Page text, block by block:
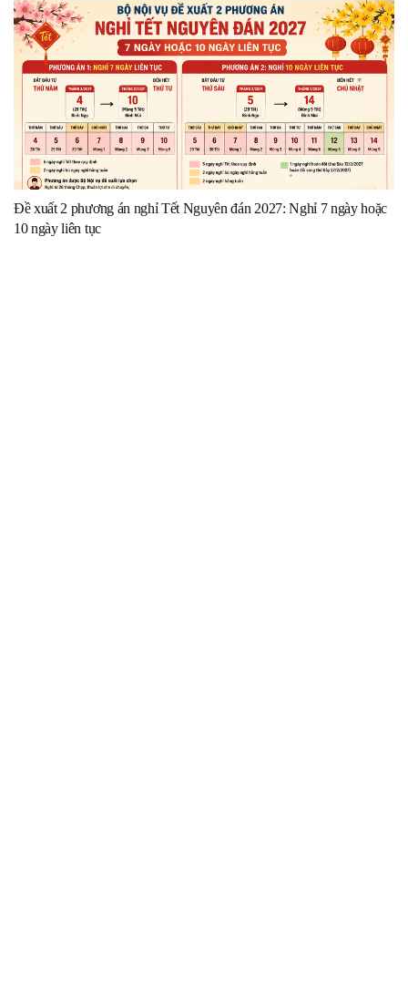
Đề xuất 2 phương án nghỉ Tết Nguyên đán 2027: Nghỉ 7 ngày hoặc
10 ngày liên tục